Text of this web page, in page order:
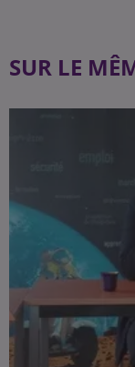
SUR LE